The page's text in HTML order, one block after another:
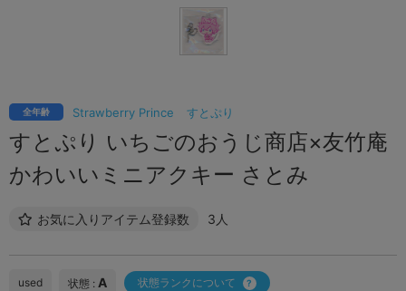
Strawberry Prince すとぷり
全年齢
すとぷり いちごのおうじ商店×友竹庵
かわいいミニアクキー さとみ
お気に入りアイテム登録数 3人
used 状態 : A 状態ランクについて